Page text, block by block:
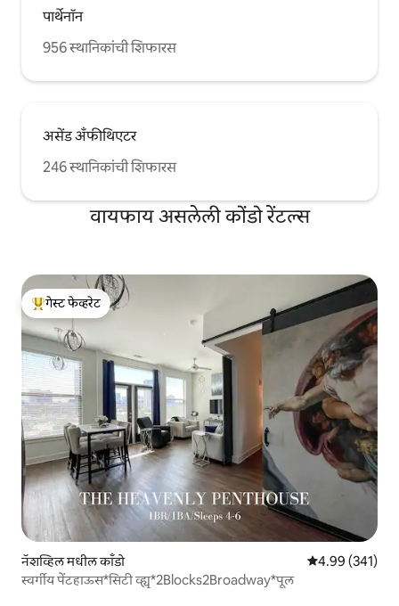
पार्थेनॉन
956 स्थानिकांची शिफारस
असेंड अँफीथिएटर
246 स्थानिकांची शिफारस
वायफाय असलेली कोंडो रेंटल्स
टॉप गेस्ट फेव्हरेट
गेस्ट फेव्हरेट
नॅशव्हिल मधील काँडो 5 पैकी 4.99
4.99 (341)
स्वर्गीय पेंटहाऊस*सिटी व्ह्यू*2Blocks2Broadway*पूल